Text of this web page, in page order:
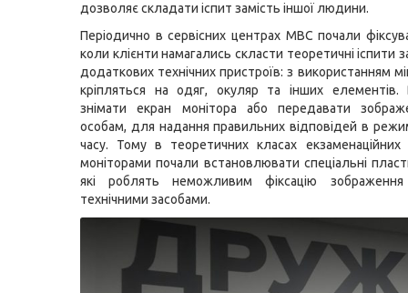
дозволяє складати іспит замість іншої людини.
Періодично в сервісних центрах МВС почали
коли клієнти намагались скласти теоретичні іспити
додаткових технічних пристроїв: з використанням
кріпляться на одяг, окуляр та інших елементів.
знімати екран монітора або передавати
особам, для надання правильних відповідей в
часу. Тому в теоретичних класах екзаменаційних
моніторами почали встановлювати спеціальні
які роблять неможливим фіксацію зображення
технічними засобами.